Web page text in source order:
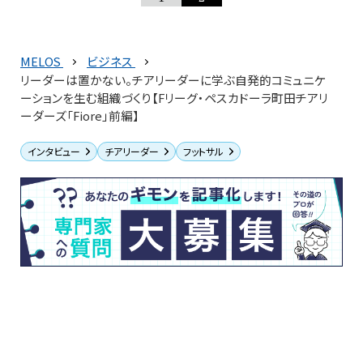
MELOS
ビジネス
リーダーは置かない。チアリーダーに学ぶ自発的コミュニケ
ーションを生む組織づくり【Fリーグ・ペスカドーラ町田チアリ
ーダーズ「Fiore」前編】
インタビュー チアリーダー フットサル